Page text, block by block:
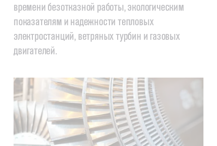
времени безотказной работы, экологическим
показателям и надежности тепловых
электростанций, ветряных турбин и газовых
двигателей.